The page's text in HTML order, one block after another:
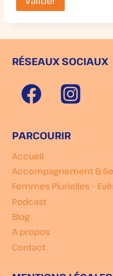
RÉSEAUX SOCIAUX
PARCOURIR
Accueil
Accompagnement &
Femmes Plurielles –
Podcast
Blog
A propos
Contact